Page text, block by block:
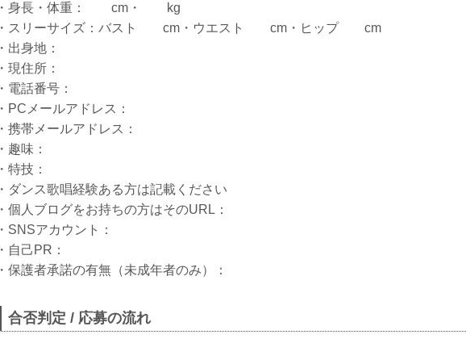
・身長・体重： cm・ kg
・スリーサイズ：バスト cm・ウエスト cm・ヒップ cm
・出身地：
・現住所：
・電話番号：
・PCメールアドレス：
・携帯メールアドレス：
・趣味：
・特技：
・ダンス歌唱経験ある方は記載ください
・個人ブログをお持ちの方はそのURL：
・SNSアカウント：
・自己PR：
・保護者承諾の有無（未成年者のみ）：
合否判定 / 応募の流れ